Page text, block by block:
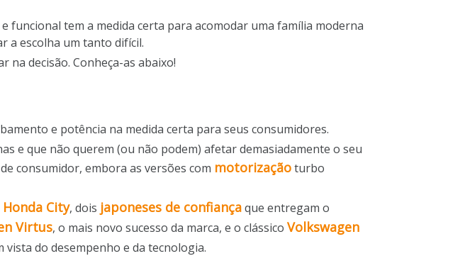
funcional tem a medida certa para acomodar uma família moderna
a escolha um tanto difícil.
na decisão. Conheça-as abaixo!
e potência na medida certa para seus consumidores.
e que não querem (ou não podem) afetar demasiadamente o seu
consumidor, embora as versões com motorizaçãoturbo
Honda City, dois japoneses de confiançaque entregam o
Virtus, o mais novo sucesso da marca, e o clássico Volkswagen
vista do desempenho e da tecnologia.